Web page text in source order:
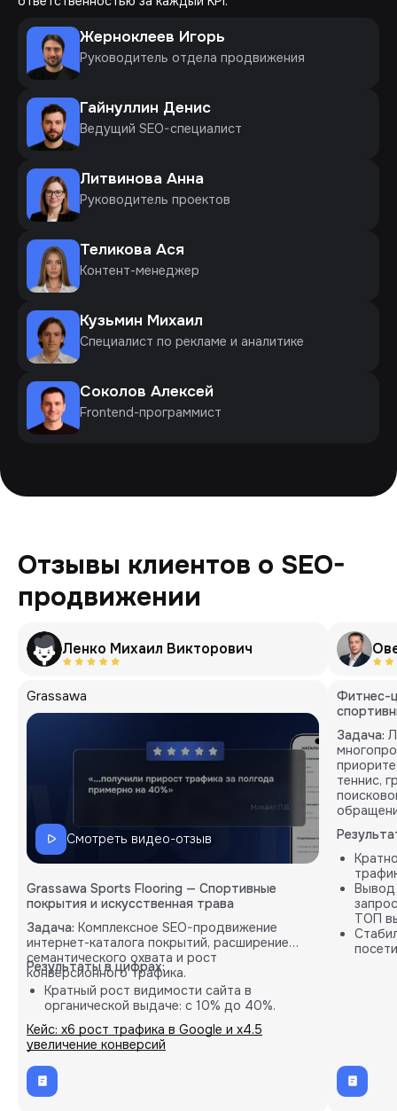
Жерноклеев Игорь
Руководитель отдела продвижения
Гайнуллин Денис
Ведущий SEO-специалист
Литвинова Анна
Руководитель проектов
Теликова Ася
Контент-менеджер
Кузьмин Михаил
Специалист по рекламе и аналитике
Соколов Алексей
Frontend-программист
Отзывы клиентов о SEO-
продвижении
Ленко Михаил Викторович
Grassawa
Смотреть видео-отзыв
Grassawa Sports Flooring — Спортивные
покрытия и искусственная трава
Задача: Комплексное SEO-продвижение
интернет-каталога покрытий, расширение
семантического охвата и рост
конверсионного трафика.
Результаты в цифрах:
Кратный рост видимости сайта в
органической выдаче: с 10% до 40%.
Пропорциональное увеличение количества
целевых B2B-заявок (лидов).
Внедрение кастомных решений на основе
глубокой аналитики проекта.
Кейс: х6 рост трафика в Google и х4.5
увеличение конверсий
Фитнес-
Задача:
теннис,
ТОП